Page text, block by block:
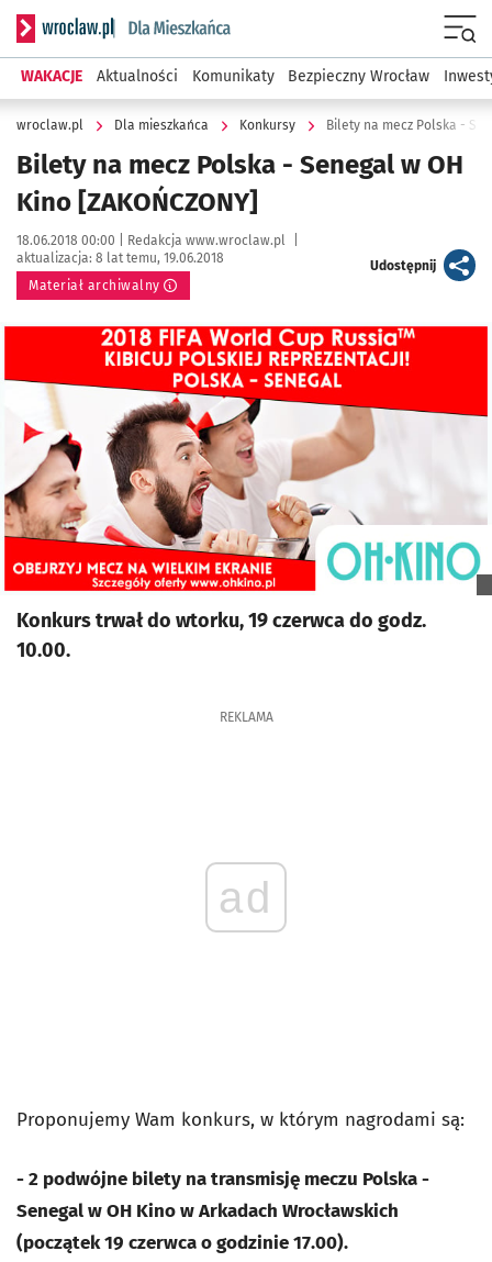
Serwis informacyjny wroclaw.pl podserwis: Dla mieszkańca
WAKACJE Aktualności Komunikaty Bezpieczny Wrocław
wroclaw.pl Dla mieszkańca Konkursy Bilety na mecz Polska -
Bilety na mecz Polska - Senegal w OH
Kino [ZAKOŃCZONY]
Data publikacji:
18.06.2018 00:00 | Autor:
Redakcja www.wroclaw.pl
aktualizacja: 8 lat temu, 19.06.2018
Materiał archiwalny
Udostępnijartykuł
Kliknij, aby powiększyć
Konkurs trwał do wtorku, 19 czerwca do godz.
10.00.
REKLAMA
ad
Proponujemy Wam konkurs, w którym nagrodami są:
- 2 podwójne bilety na transmisję meczu Polska -
Senegal w OH Kino w Arkadach Wrocławskich
(początek 19 czerwca o godzinie 17.00).